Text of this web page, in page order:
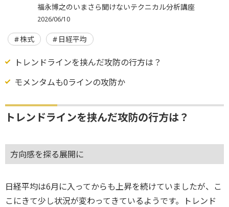
福永博之のいまさら聞けないテクニカル分析講座
2026/06/10
株式 日経平均
トレンドラインを挟んだ攻防の行方は？
モメンタムも0ラインの攻防か
トレンドラインを挟んだ攻防の行方は？
方向感を探る展開に
日経平均は6月に入ってからも上昇を続けていましたが、こ
こにきて少し状況が変わってきているようです。トレンド